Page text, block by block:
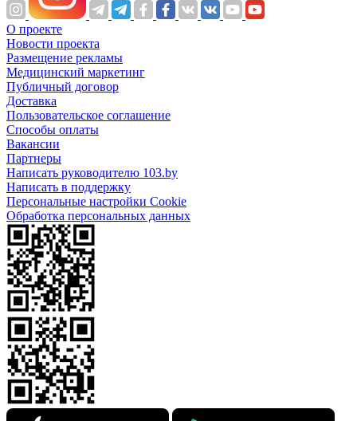
О проекте
Новости проекта
Размещение рекламы
Медицинский маркетинг
Публичный договор
Доставка
Пользовательское соглашение
Способы оплаты
Вакансии
Партнеры
Написать руководителю 103.by
Написать в поддержку
Персональные настройки Cookie
Обработка персональных данных